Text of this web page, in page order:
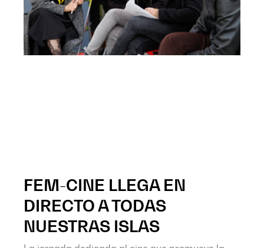
FEM-CINE LLEGA EN
DIRECTO A TODAS
NUESTRAS ISLAS